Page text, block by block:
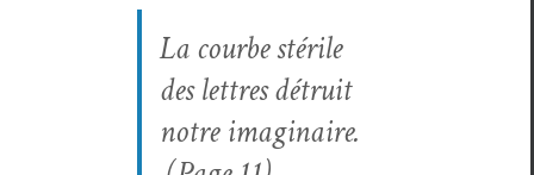
La courbe stérile
des let­tres détru­it
notre imag­i­naire.